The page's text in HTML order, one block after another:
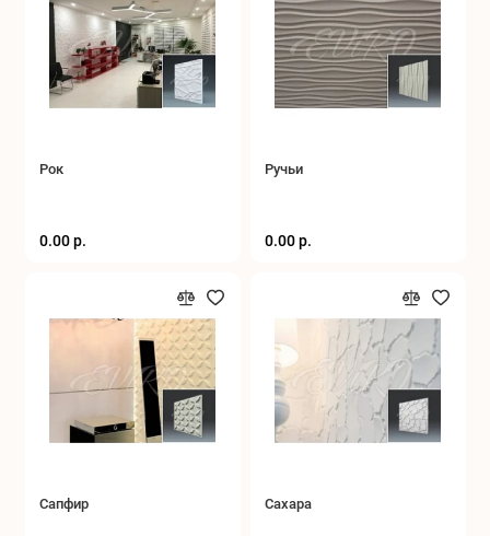
Рок
0.00 р.
Ручьи
0.00 р.
Сапфир Сахара